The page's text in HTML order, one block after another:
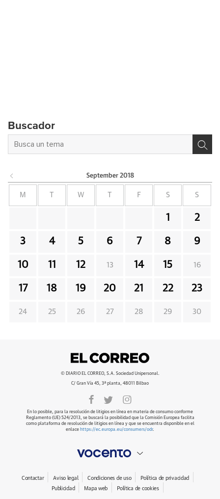
Buscador
September 2018
M W F S S
1 2
3 4 5 6 7 8 9
10 11 12 13 14 15 16
17 18 19 20 21 22 23
24 25 26 27 28 29 30
© DIARIO EL CORREO, S.A. Sociedad Unipersonal.
C/ Gran Vía 45, 3ª planta, 48011 Bilbao
En lo posible, para la resolución de litigios en línea en materia de consumo conforme
Reglamento (UE) 524/2013, se buscará la posibilidad que la Comisión Europea facilita
como plataforma de resolución de litigios en línea y que se encuentra disponible en el
enlace https://ec.europa.eu/consumers/odr.
Contactar Aviso legal Condiciones de uso
Política de privacidad
Publicidad
Mapa web Política de cookies